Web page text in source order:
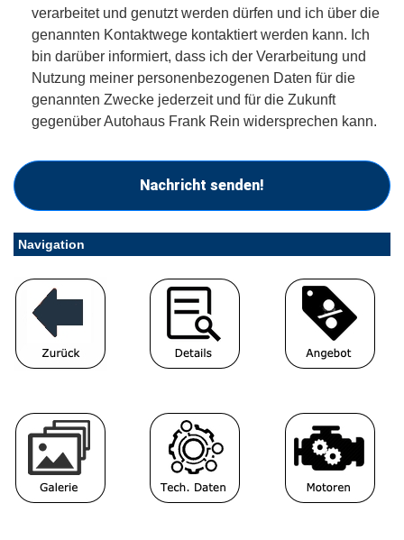
verarbeitet und genutzt werden dürfen und ich über die
genannten Kontaktwege kontaktiert werden kann. Ich
bin darüber informiert, dass ich der Verarbeitung und
Nutzung meiner personenbezogenen Daten für die
genannten Zwecke jederzeit und für die Zukunft
gegenüber Autohaus Frank Rein widersprechen kann.
Nachricht senden!
Navigation